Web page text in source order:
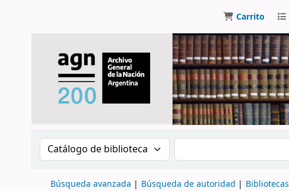
Carrito
Buscar en el catálogo por: Buscar en el catálogo
Búsqueda avanzada Búsqueda de autoridad Bibliotecas